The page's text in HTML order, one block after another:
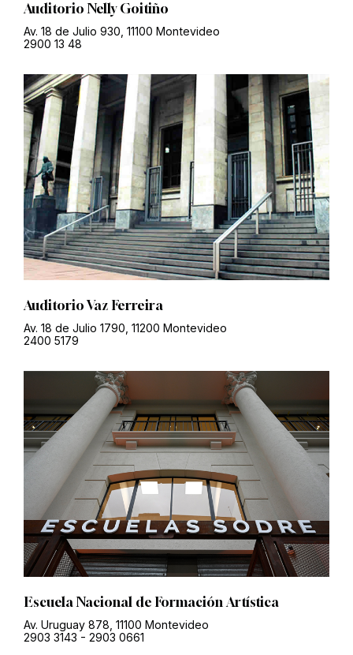
Auditorio Nelly Goitiño
Av. 18 de Julio 930, 11100 Montevideo
2900 13 48
Auditorio Vaz Ferreira
Av. 18 de Julio 1790, 11200 Montevideo
2400 5179
Escuela Nacional de Formación Artística
Av. Uruguay 878, 11100 Montevideo
2903 3143 - 2903 0661